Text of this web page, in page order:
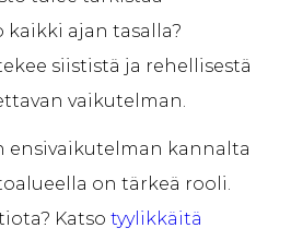
kaikki ajan tasalla?
siististä ja rehellisestä
vaikutelman.
ensivaikutelman kannalta
on tärkeä rooli.
Katso tyylikkäitä